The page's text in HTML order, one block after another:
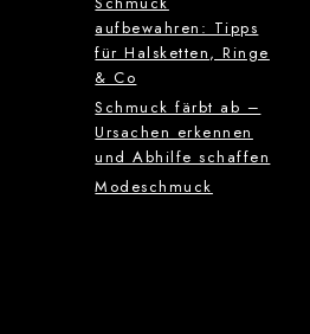
aufbewahren: Tipps
für Halsketten, Ringe
& Co
Schmuck färbt ab –
Ursachen erkennen
und Abhilfe schaffen
Modeschmuck